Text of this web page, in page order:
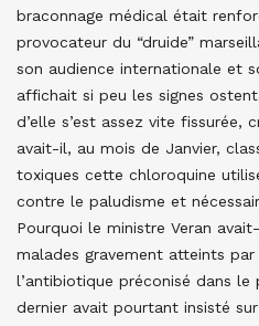
braconnage médical était
provocateur du “druide”
son audience internationale et
affichait si peu les signes
d’elle s’est assez vite fissurée,
avait-il, au mois de Janvier,
toxiques cette chloroquine
contre le paludisme et
Pourquoi le ministre Veran
malades gravement atteints par
l’antibiotique préconisé dans
dernier avait pourtant insisté